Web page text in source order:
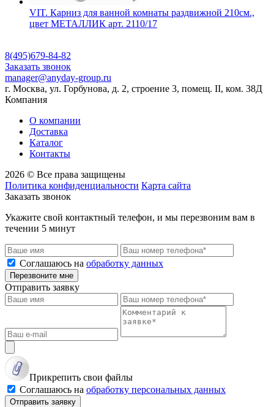
VIT. Карниз для ванной комнаты раздвижной 210см.,
цвет МЕТАЛЛИК арт. 2110/17
8(495)679-84-82
Заказать звонок
manager@anyday-group.ru
г. Москва, ул. Горбунова, д. 2, строение 3, помещ. II, ком. 38Д
Компания
О компании
Доставка
Каталог
Контакты
2026 © Все права защищены
Политика конфиденциальности Карта сайта
Заказать звонок
Укажите свой контактный телефон, и мы перезвоним вам в
течении 5 минут
Соглашаюсь на обработку данных
Перезвоните мне
Отправить заявку
Прикрепить свои файлы
Соглашаюсь на обработку персональных данных
Отправить заявку